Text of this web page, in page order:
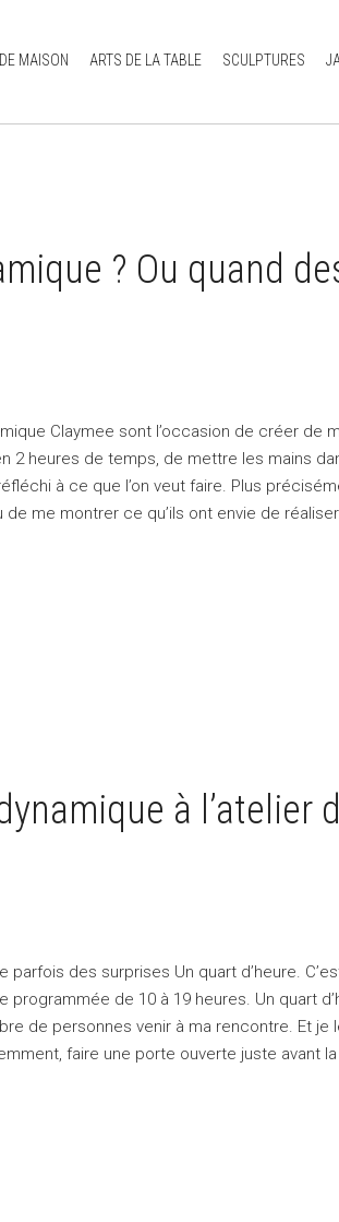
MAISON ARTS DE LA TABLE SCULPTURES
? Ou quand
Claymee sont l’occasion de créer de
2 heures de temps, de mettre les mains
à ce que l’on veut faire. Plus
me montrer ce qu’ils ont envie de
à l’atelier
des surprises Un quart d’heure.
programmée de 10 à 19 heures. Un quart
de personnes venir à ma rencontre. Et je
faire une porte ouverte juste avant